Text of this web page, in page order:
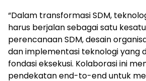
“Dalam transformasi SDM,
harus berjalan sebagai satu
perencanaan SDM, desain
dan implementasi teknologi yang
fondasi eksekusi. Kolaborasi ini
pendekatan end-to-end untuk